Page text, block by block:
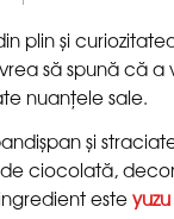
plin și
să spună că
și
ciocolată,
este